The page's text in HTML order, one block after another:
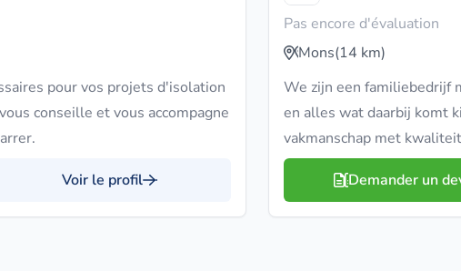
pour vos projets d'isolation
conseille et vous accompagne
Voir le profil
Pas encore d'évaluation
Mons(14 km)
We zijn een familiebedrijf
en alles wat daarbij komt
vakmanschap met
Demander un